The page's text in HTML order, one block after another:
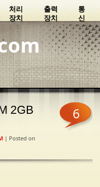
처리
장치
출력
장치
통
신
2GB
| Posted on
6